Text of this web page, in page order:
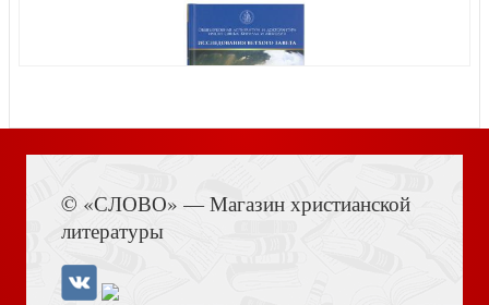
деятель
© «СЛОВО» — Магазин христианской
литературы